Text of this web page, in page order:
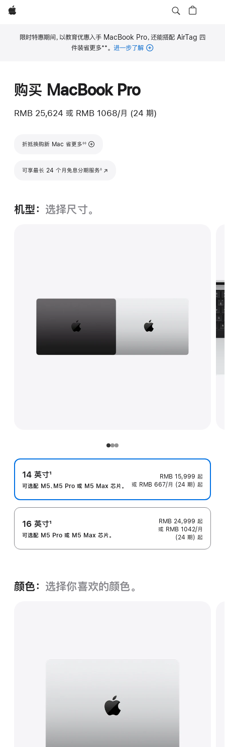
Apple
限时特惠期间，以教育优惠入手 MacBook Pro，还能搭配 AirTag 四
件装省更多**。进一步了解
购买 MacBook Pro
RMB 25,624 或 RMB 1068/月 (24 期)
折抵换购新 Mac 省更多
脚注
◊◊
可享最长 24 个月免息分期服务
(在新窗口中打开) ◊
机型： 选择尺寸。
14 英寸
脚
注
1
可选配 M5、M5 Pro 或 M5 Max 芯片。
RMB 15,999 起
或 RMB 667/月 (24 期) 起
16 英寸
脚
1
可选配 M5 Pro 或 M5 Max 芯片。
RMB 24,999 起
或 RMB 1042/月
(24 期) 起
颜色： 选择你喜欢的颜色。